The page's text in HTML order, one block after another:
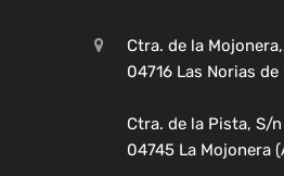
Ctra. de la
04716 Las Norias
Ctra. de la Pista, S/n
04745 La Mojonera